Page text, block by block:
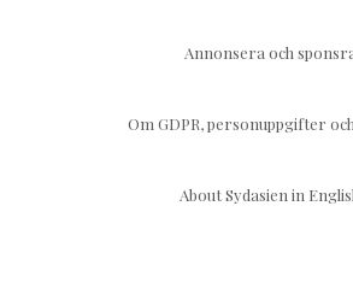
Annonsera och
Om GDPR, personuppgifter
About Sydasien in